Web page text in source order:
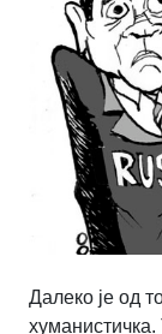
Далеко је од